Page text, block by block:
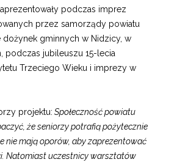
podczas imprez
przez samorządy powiatu
dożynek gminnych w Nidzicy, w
podczas jubileuszu 15-lecia
Trzeciego Wieku i imprezy w
projektu: Społeczność powiatu
że seniorzy potrafią pożytecznie
nie mają oporów, aby zaprezentować
Natomiast uczestnicy warsztatów